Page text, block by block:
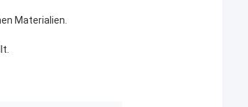
Materialien.